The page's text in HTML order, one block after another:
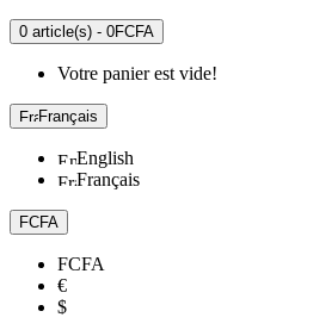
0 article(s) - 0FCFA
Votre panier est vide!
Français
English
Français
FCFA
FCFA
€
$